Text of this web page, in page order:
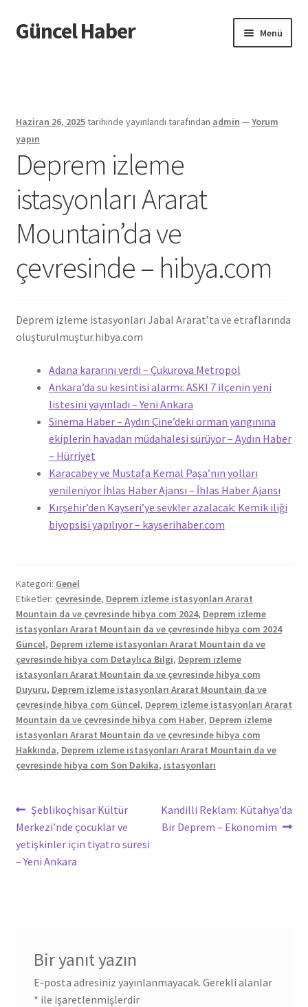
Dolaşıma
geç
İçeriğe
geç
Güncel Haber Menü
Haziran 26, 2025tarihinde yayınlandı tarafından admin —Yorum
yapın
Deprem izleme
istasyonları Ararat
Mountain’da ve
çevresinde – hibya.com
Deprem izleme istasyonları Jabal Ararat’ta ve etraflarında
oluşturulmuştur.hibya.com
Adana kararını verdi – Çukurova Metropol
Ankara’da su kesintisi alarmı: ASKI 7 ilçenin yeni
listesini yayınladı – Yeni Ankara
Sinema Haber – Aydın Çine’deki orman yangınına
ekiplerin havadan müdahalesi sürüyor – Aydın Haber
– Hürriyet
Karacabey ve Mustafa Kemal Paşa’nın yolları
yenileniyor İhlas Haber Ajansı – İhlas Haber Ajansı
Kırşehir’den Kayseri’ye sevkler azalacak: Kemik iliği
biyopsisi yapılıyor – kayserihaber.com
Kategori: Genel
Etiketler: çevresinde, Deprem izleme istasyonları Ararat
Mountain da ve çevresinde hibya com 2024, Deprem izleme
istasyonları Ararat Mountain da ve çevresinde hibya com 2024
Güncel, Deprem izleme istasyonları Ararat Mountain da ve
çevresinde hibya com Detaylıca Bilgi, Deprem izleme
istasyonları Ararat Mountain da ve çevresinde hibya com
Duyuru, Deprem izleme istasyonları Ararat Mountain da ve
çevresinde hibya com Güncel, Deprem izleme istasyonları Ararat
Mountain da ve çevresinde hibya com Haber, Deprem izleme
istasyonları Ararat Mountain da ve çevresinde hibya com
Hakkında, Deprem izleme istasyonları Ararat Mountain da ve
çevresinde hibya com Son Dakika, istasyonları
Yazı
gezinmesi
Önceki
yazı:
Şeblikoçhisar Kültür
Merkezi’nde çocuklar ve
yetişkinler için tiyatro süresi
– Yeni Ankara
Sonraki
yazı:
Kandilli Reklam: Kütahya’da
Bir Deprem – Ekonomim
Bir yanıt yazın
E-posta adresiniz yayınlanmayacak. Gerekli alanlar
* ile işaretlenmişlerdir